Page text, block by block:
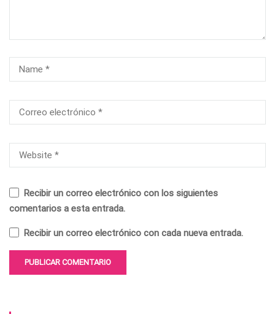
Recibir un correo electrónico con los siguientes
comentarios a esta entrada.
Recibir un correo electrónico con cada nueva entrada.